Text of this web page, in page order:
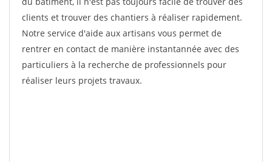
clients et trouver des chantiers à réaliser rapidement.
Notre service d'aide aux artisans vous permet de
rentrer en contact de manière instantannée avec des
particuliers à la recherche de professionnels pour
réaliser leurs projets travaux.